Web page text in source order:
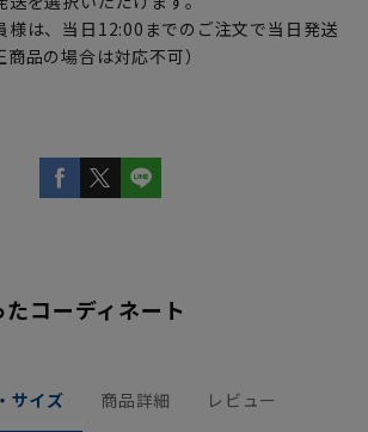
様は、当日12:00までのご注文で当日発送
品の場合は対応不可）
コーディネート
サイズ 商品詳細 レビュー